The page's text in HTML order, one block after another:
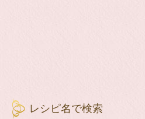
レシピ名で検索